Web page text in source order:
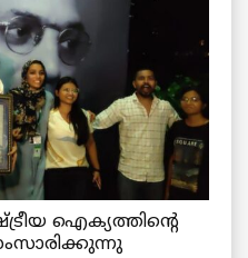
ഐക്യത്തിന്റെ